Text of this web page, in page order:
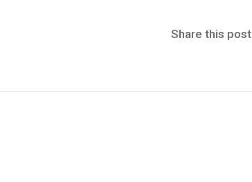
Share this post